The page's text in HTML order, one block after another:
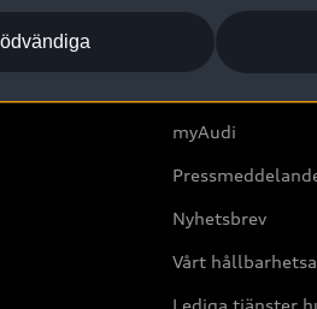
Boka Service
myAudi
Nyhetsbrev
Vårt
Lediga tjänster